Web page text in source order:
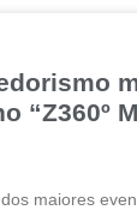
“Z360º
maiores